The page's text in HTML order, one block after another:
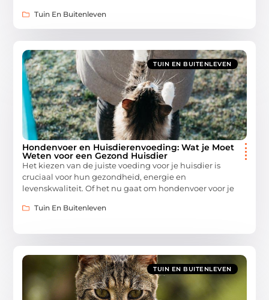
Tuin En Buitenleven
TUIN EN BUITENLEVEN
Hondenvoer en Huisdierenvoeding: Wat je Moet
Weten voor een Gezond Huisdier
Het kiezen van de juiste voeding voor je huisdier is
cruciaal voor hun gezondheid, energie en
levenskwaliteit. Of het nu gaat om hondenvoer voor je
Tuin En Buitenleven
TUIN EN BUITENLEVEN